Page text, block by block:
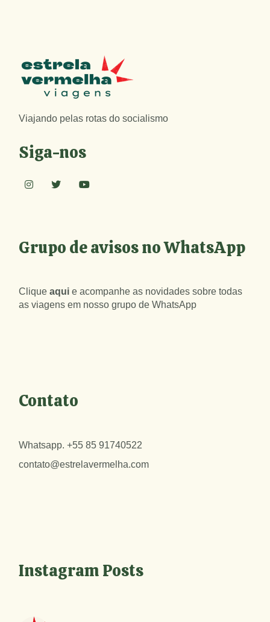
Viajando pelas rotas do socialismo
Siga-nos
Grupo de avisos no WhatsApp
Cliqueaqui e acompanhe as novidades sobre todas
as viagens em nosso grupo de WhatsApp
Contato
Whatsapp.+55 85 91740522
contato@estrelavermelha.com
Instagram Posts